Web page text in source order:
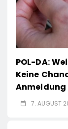
POL-DA:
Keine
7. AUGUST